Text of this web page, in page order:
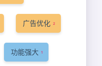
广告优化 2
功能强大 1